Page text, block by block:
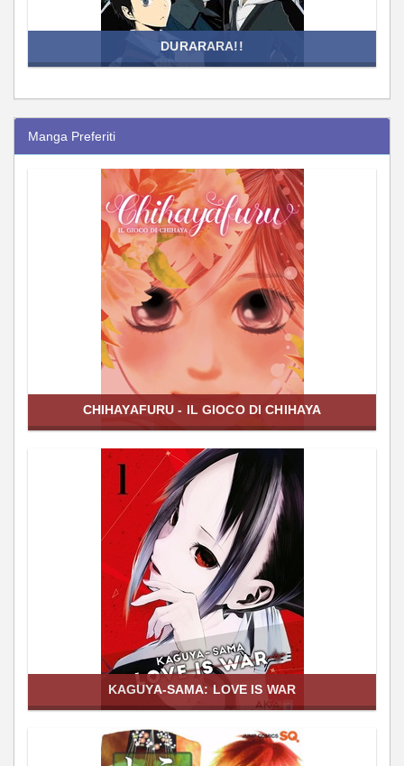
DURARARA!!
Manga Preferiti
CHIHAYAFURU - IL GIOCO DI CHIHAYA
KAGUYA-SAMA: LOVE IS WAR